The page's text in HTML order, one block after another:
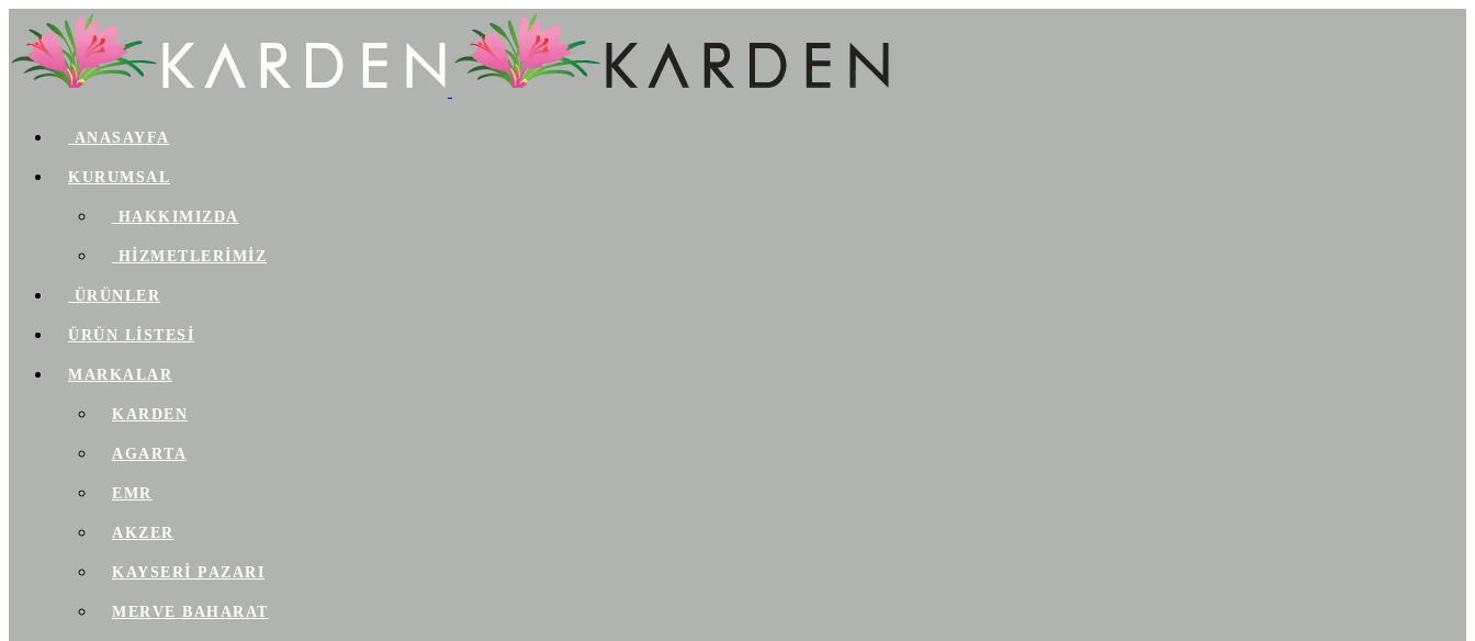
ANASAYFA
KURUMSAL
HAKKIMIZDA
HİZMETLERİMİZ
ÜRÜNLER
ÜRÜN LİSTESİ
MARKALAR
KARDEN
AGARTA
EMR
AKZER
KAYSERI PAZARI
MERVE BAHARAT